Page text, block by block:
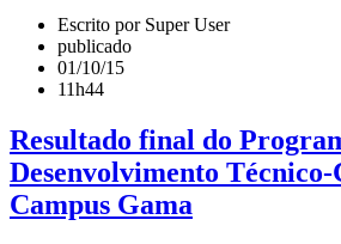
Escrito por Super User
publicado
01/10/15
11h44
Resultado final do
Desenvolvimento
Campus Gama